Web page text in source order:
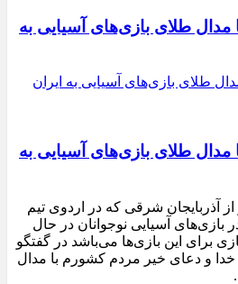
مدال طلای بازی‌های آسیایی به
مدال طلای بازی‌های آسیایی به
از آذربایجان شرقی که در اردوی تیم
آسیایی نوجوانان در حال
برای این بازی‌ها می‌باشد در گفتگو
و دعای خیر مردم کشورم با مدال